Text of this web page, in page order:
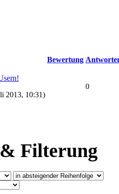
Bewertung
2013, 10:31)
0
Filterung